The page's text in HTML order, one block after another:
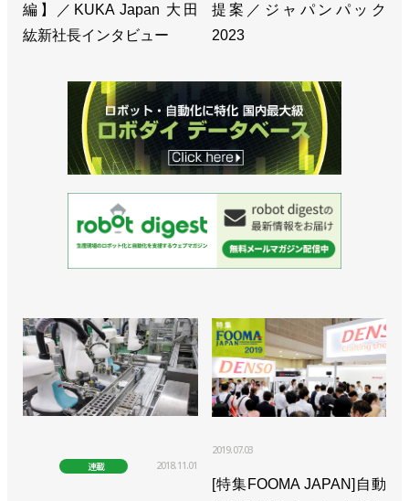
>>[注目製品PickUp!vol.20]価格そのまま、性能アッ
「YK400XE」
>>新世代の２軸ロボットコントローラーを発売／ヤ
マハ発動機
>>台湾のロボット機器メーカーに出資、低価格で高
>>ロボティクスの売上高1000億円超へ、新中期経営
計画を発表／ヤマハ発動機
編】／KUKA Japan 大田
紘新社長インタビュー
提案／ジャパンパック
2023
連載 2018.11.01
2019.07.03
[特集FOOMA JAPAN]自動